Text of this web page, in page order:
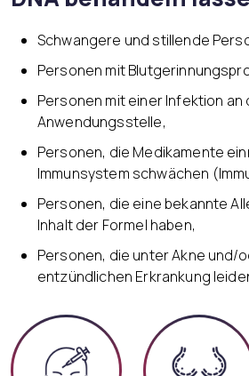
Schwangere und stillende
Personen mit
Personen mit einer Infektion an
Anwendungsstelle,
Personen, die Medikamente
Immunsystem schwächen
Personen, die eine bekannte
Inhalt der Formel haben,
Personen, die unter Akne und/
entzündlichen Erkrankung